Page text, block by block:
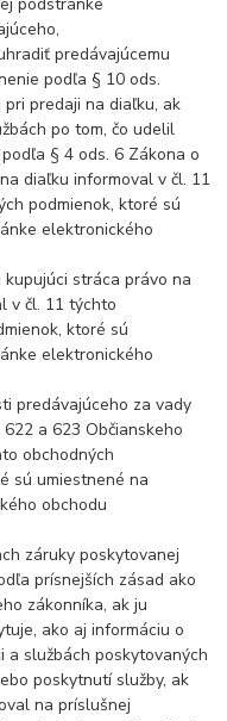
podstránke
predávajúcemu
podľa § 10 ods.
predaji na diaľku, ak
po tom, čo udelil
§ 4 ods. 6 Zákona o
diaľku informoval v čl. 11
podmienok, ktoré sú
elektronického
stráca právo na
v čl. 11 týchto
ktoré sú
elektronického
za vady
a 623 Občianskeho
obchodných
sú umiestnené na
obchodu
záruky poskytovanej
prísnejších zásad ako
zákonníka, ak ju
ako aj informáciu o
a službách poskytovaných
poskytnutí služby, ak
na príslušnej